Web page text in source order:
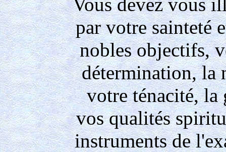
par votre sainteté
nobles objectifs,
détermination, la
votre ténacité, la
vos qualités
instruments de